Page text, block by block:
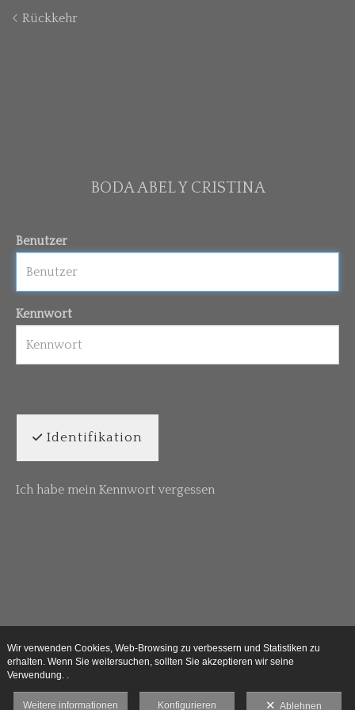
Rückkehr
BODA ABEL Y CRISTINA
Benutzer
Kennwort
Identifikation
Ich habe mein Kennwort vergessen
Wir verwenden Cookies, Web-Browsing zu verbessern und Statistiken zu
erhalten. Wenn Sie weitersuchen, sollten Sie akzeptieren wir seine
Verwendung. .
Weitere informationen Konfigurieren Ablehnen